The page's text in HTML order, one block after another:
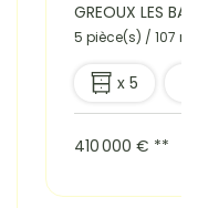
GREOUX LES
5 pièce(s) / 107 m²
x 5
410 000 € **